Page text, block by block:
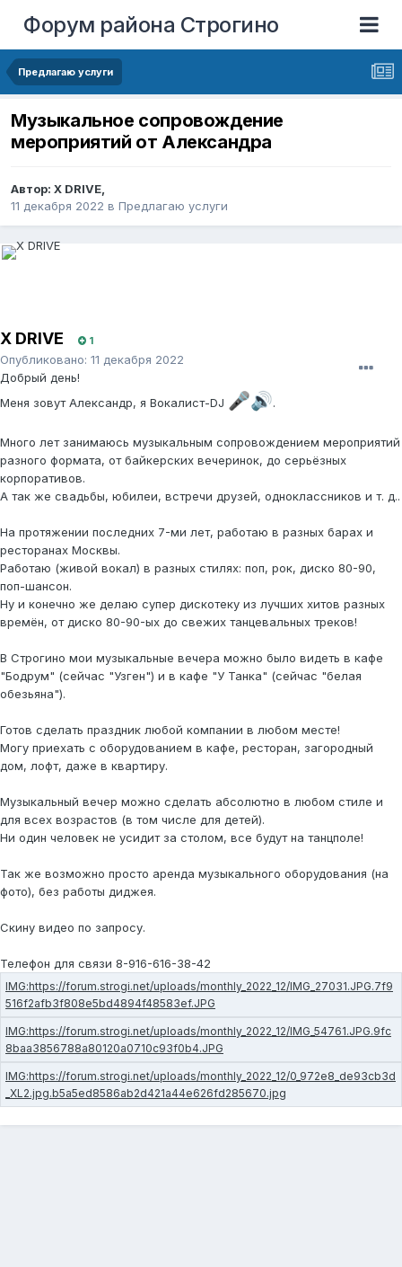
Форум района Строгино
Предлагаю услуги
Музыкальное сопровождение
мероприятий от Александра
Автор: X DRIVE,
11 декабря 2022 в Предлагаю услуги
X DRIVE 1
Опубликовано: 11 декабря 2022
Добрый день!
Меня зовут Александр, я Вокалист-DJ 🎤🔊.
Много лет занимаюсь музыкальным сопровождением мероприятий
разного формата, от байкерских вечеринок, до серьёзных
корпоративов.
А так же свадьбы, юбилеи, встречи друзей, одноклассников и т. д..
На протяжении последних 7-ми лет, работаю в разных барах и
ресторанах Москвы.
Работаю (живой вокал) в разных стилях: поп, рок, диско 80-90,
поп-шансон.
Ну и конечно же делаю супер дискотеку из лучших хитов разных
времён, от диско 80-90-ых до свежих танцевальных треков!
В Строгино мои музыкальные вечера можно было видеть в кафе
"Бодрум" (сейчас "Узген") и в кафе "У Танка" (сейчас "белая
обезьяна").
Готов сделать праздник любой компании в любом месте!
Могу приехать с оборудованием в кафе, ресторан, загородный
дом, лофт, даже в квартиру.
Музыкальный вечер можно сделать абсолютно в любом стиле и
для всех возрастов (в том числе для детей).
Ни один человек не усидит за столом, все будут на танцполе!
Так же возможно просто аренда музыкального оборудования (на
фото), без работы диджея.
Скину видео по запросу.
Телефон для связи 8-916-616-38-42